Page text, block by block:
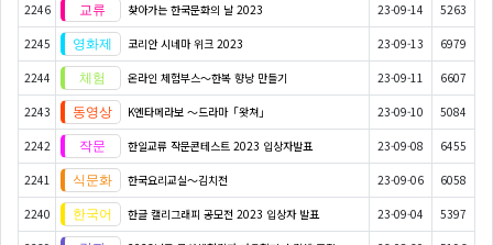
2246 찾아가는 한국문화의 날 2023 23-09-14 5263
2245 코리안 시네마 위크 2023 23-09-13 6979
2244 온라인 체험부스〜한복 향낭 만들기 23-09-11 6607
2243 K엔타메라보 ～드라마「왓쳐」 23-09-10 5084
2242 한일교류 작문콘테스트 2023 입상자발표 23-09-08 6455
2241 한국요리교실〜김치전 23-09-06 6058
2240 한글 캘리그래피 공모전 2023 입상자 발표 23-09-04 5397